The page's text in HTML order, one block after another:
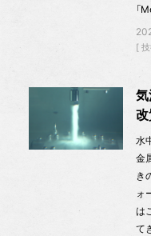
「
技
改
水
金
き
ォ
は
て